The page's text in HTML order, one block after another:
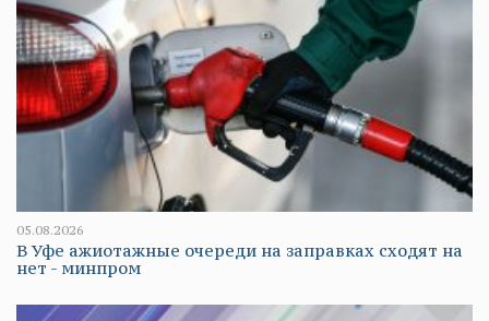
05.08.2026
В Уфе ажиотажные очереди на заправках сходят на
нет - минпром